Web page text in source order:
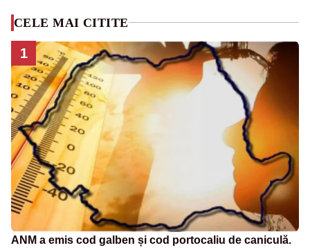
CELE MAI CITITE
1
ANM a emis cod galben și cod portocaliu de caniculă.